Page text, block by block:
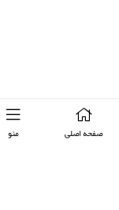
صفحه اصلی منو